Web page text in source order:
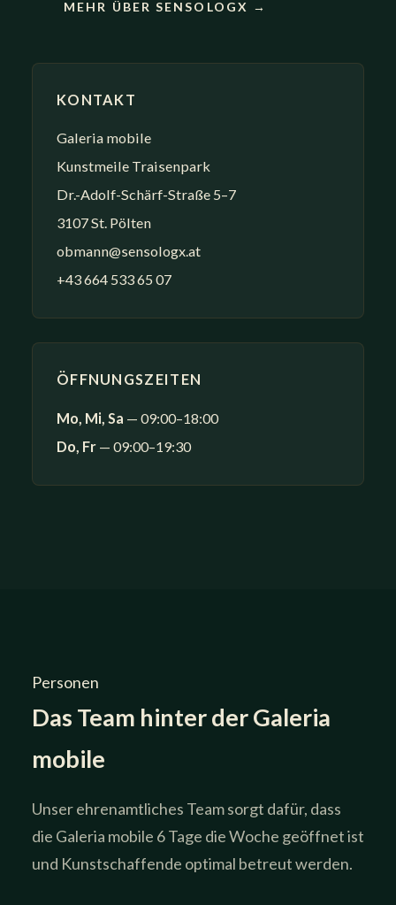
MEHR ÜBER SENSOLOGX →
KONTAKT
Galeria mobile
Kunstmeile Traisenpark
Dr.-Adolf-Schärf-Straße 5–7
3107 St. Pölten
obmann@sensologx.at
+43 664 533 65 07
ÖFFNUNGSZEITEN
Mo, Mi, Sa — 09:00–18:00
Do, Fr — 09:00–19:30
Personen
Das Team hinter der Galeria
mobile
Unser ehrenamtliches Team sorgt dafür, dass
die Galeria mobile 6 Tage die Woche geöffnet ist
und Kunstschaffende optimal betreut werden.